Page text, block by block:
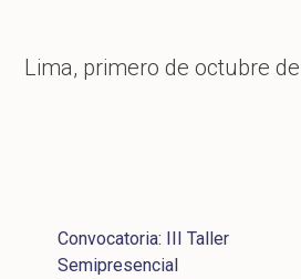
Lima, primero de octubre
Convocatoria: III Taller
Semipresencial